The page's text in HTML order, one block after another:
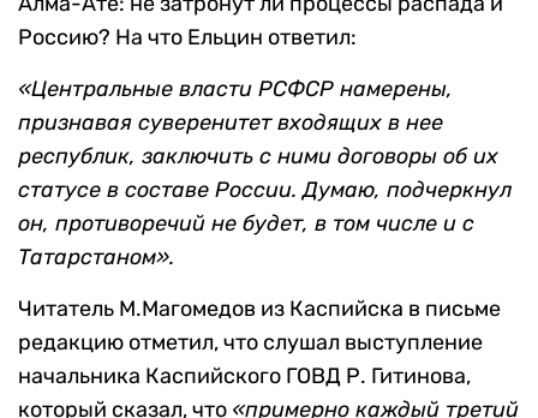
Фотография: Алексей Сочнев
Ельцина после встречи президентов СНГ в
Алма-Ате: не затронут ли процессы распада и